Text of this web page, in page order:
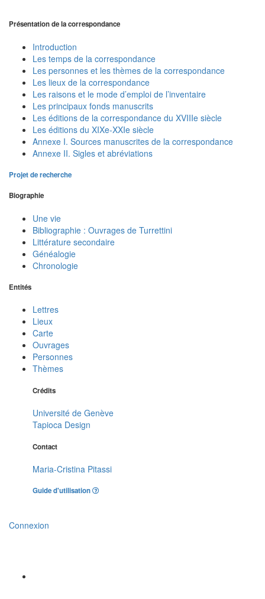
Présentation de la correspondance
Introduction
Les temps de la correspondance
Les personnes et les thèmes de la correspondance
Les lieux de la correspondance
Les raisons et le mode d’emploi de l’inventaire
Les principaux fonds manuscrits
Les éditions de la correspondance du XVIIIe siècle
Les éditions du XIXe-XXIe siècle
Annexe I. Sources manuscrites de la correspondance
Annexe II. Sigles et abréviations
Projet de recherche
Biographie
Une vie
Bibliographie : Ouvrages de Turrettini
Littérature secondaire
Généalogie
Chronologie
Entités
Lettres
Lieux
Carte
Ouvrages
Personnes
Thèmes
Crédits
Université de Genève
Tapioca Design
Contact
Maria-Cristina Pitassi
Guide d'utilisation
Connexion